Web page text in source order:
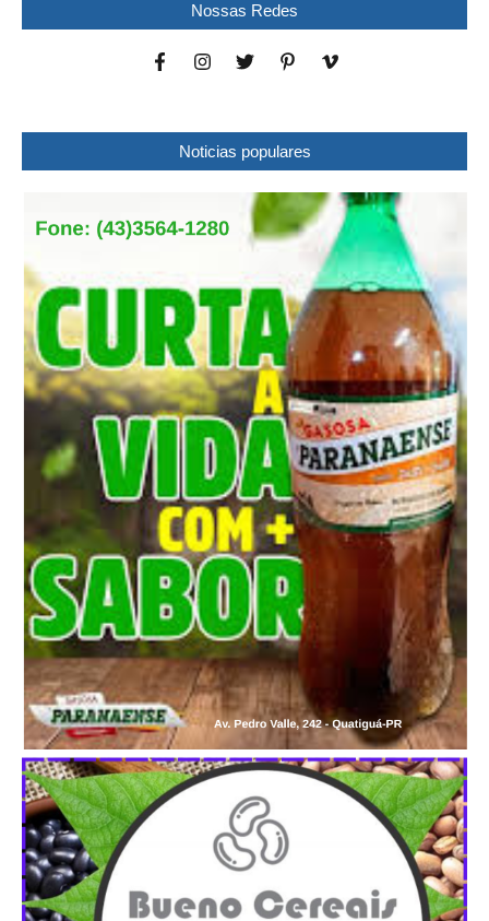
Nossas Redes
Noticias populares